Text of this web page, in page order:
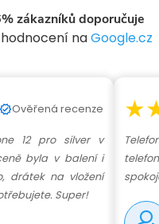
zákazníků doporučuje
hodnocení naGoogle.cz
Ověřená recenze
12 pro silver v
byla v balení i
drátek na vložení
Super!